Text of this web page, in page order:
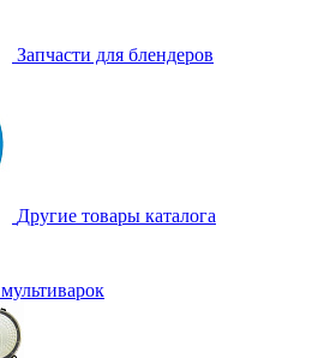
Запчасти для блендеров
Другие товары каталога